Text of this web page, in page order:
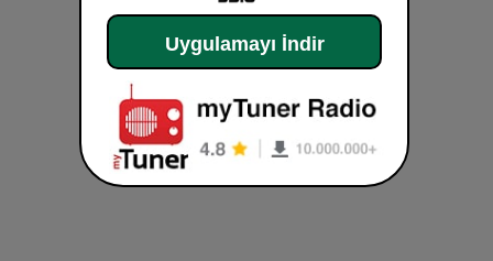
Uygulamayı İndir